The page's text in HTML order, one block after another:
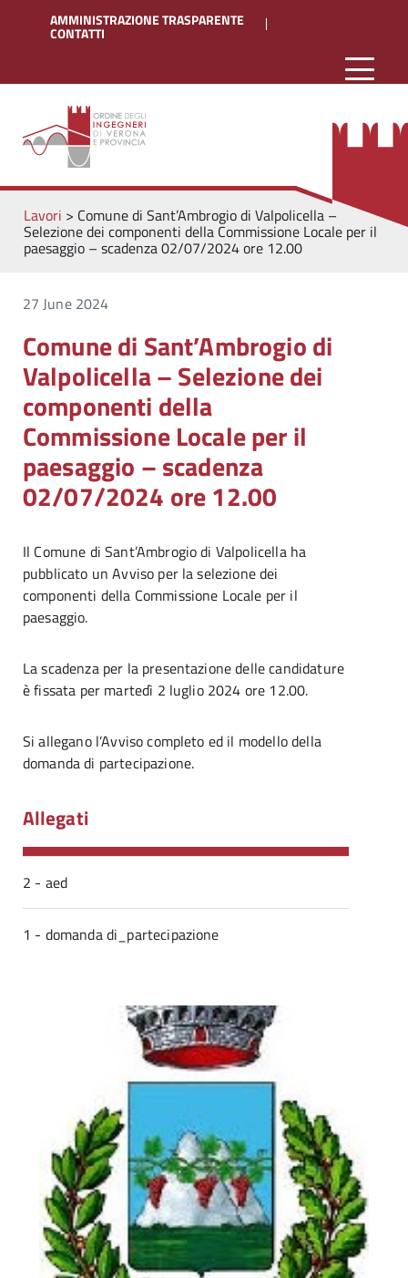
AMMINISTRAZIONE TRASPARENTE
CONTATTI
Lavori > Comune di Sant’Ambrogio di Valpolicella –
Selezione dei componenti della Commissione Locale per il
paesaggio – scadenza 02/07/2024 ore 12.00
27 June 2024
Comune di Sant’Ambrogio di
Valpolicella – Selezione dei
componenti della
Commissione Locale per il
paesaggio – scadenza
02/07/2024 ore 12.00
Il Comune di Sant’Ambrogio di Valpolicella ha
pubblicato un Avviso per la selezione dei
componenti della Commissione Locale per il
paesaggio.
La scadenza per la presentazione delle candidature
è fissata per martedì 2 luglio 2024 ore 12.00.
Si allegano l’Avviso completo ed il modello della
domanda di partecipazione.
Allegati
2 - aed
1 - domanda di_partecipazione